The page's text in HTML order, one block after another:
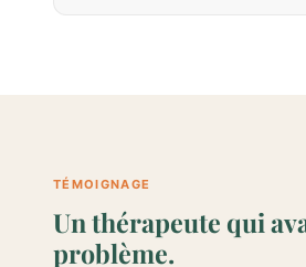
TÉMOIGNAGE
Un thérapeute qui
problème.